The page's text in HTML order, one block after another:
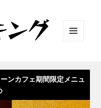
ット
ンカフェ期間限定メニュ